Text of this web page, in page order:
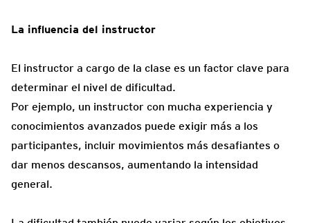
La influencia del instructor
El instructor a cargo de la clase es un factor clave para
determinar el nivel de dificultad.
Por ejemplo, un instructor con mucha experiencia y
conocimientos avanzados puede exigir más a los
participantes, incluir movimientos más desafiantes o
dar menos descansos, aumentando la intensidad
general.